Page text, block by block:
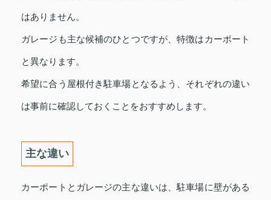
はありません。
ガレージも主な候補のひとつですが、特徴はカーポート
と異なります。
希望に合う屋根付き駐車場となるよう、それぞれの違い
は事前に確認しておくことをおすすめします。
主な違い
カーポートとガレージの主な違いは、駐車場に壁がある